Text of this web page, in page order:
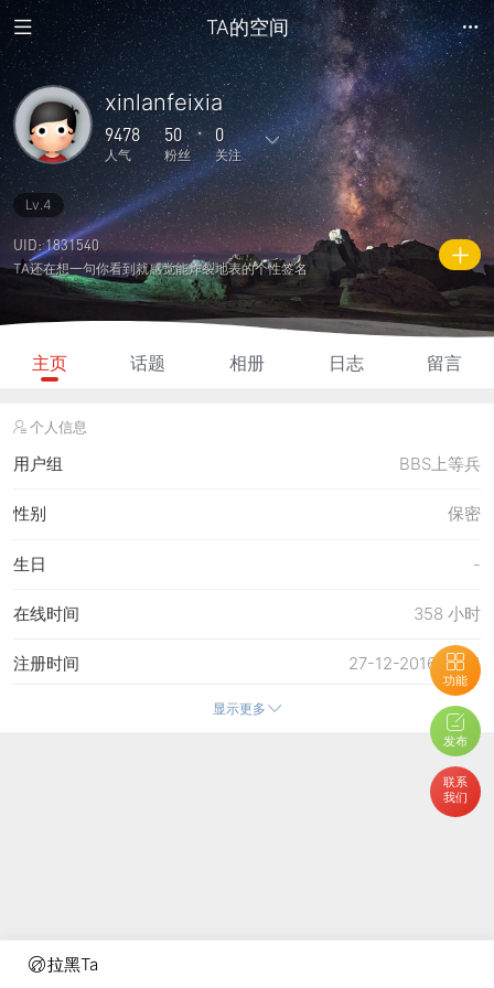
拉黑Ta
TA的空间
功能
发布
联系
我们
xinlanfeixia
9478
人气
50
粉丝
0
关注
22
主题
927
回复
0
日志
0
相册
0
好友
50 0
关注
0
说说
9478
人气
545
积分
Lv.4
UID: 1831540
TA还在想一句你看到就感觉能炸裂地表的个性签名
主页 话题 相册 日志 留言
个人信息
用户组 BBS上等兵
保密
性别
-
生日
358 小时
在线时间
27-12-2016 13:51
注册时间
3-8-2026 09:34
2-8-2026 22:47
2-8-2026 22:47
显示更多